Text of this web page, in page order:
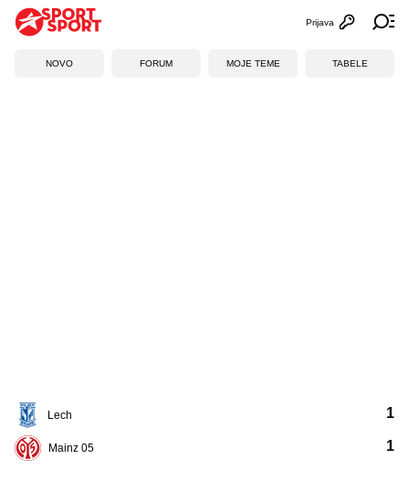
Otvori
Prijava
NOVO FORUM MOJE TEME TABELE
Lech
Mainz 05
1
1